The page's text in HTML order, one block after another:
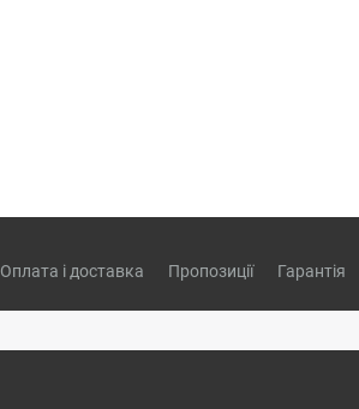
Оплата і доставка Пропозиції Гарантія